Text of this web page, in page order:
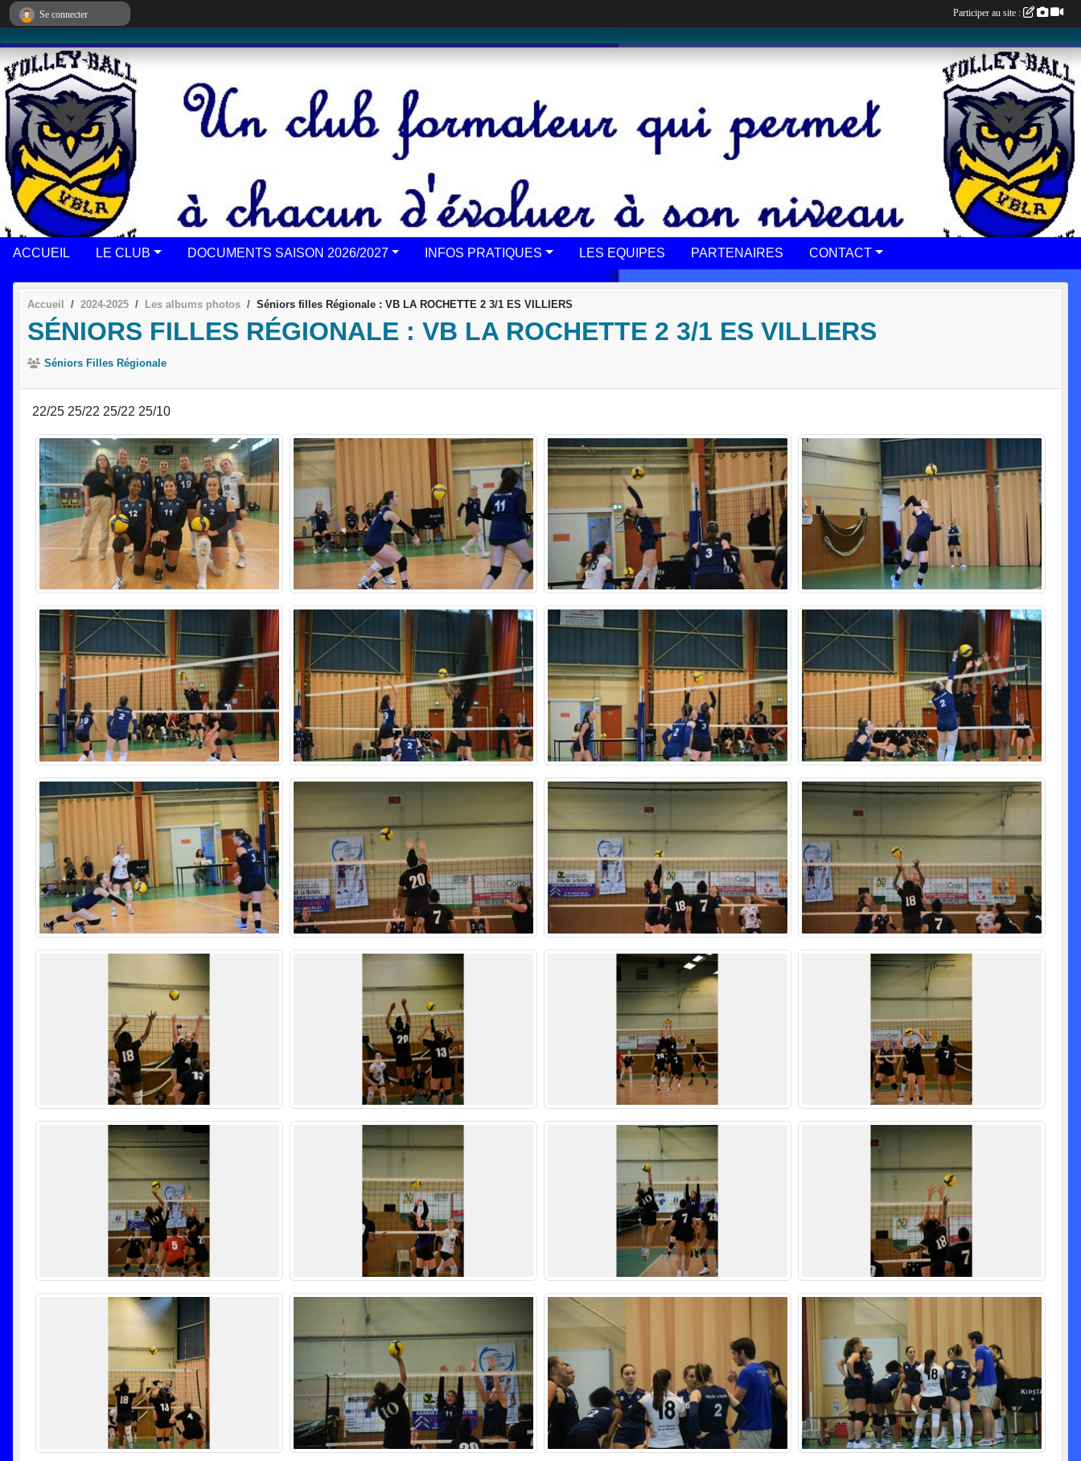
ACCUEIL LE CLUB DOCUMENTS SAISON 2026/2027 INFOS PRATIQUES LES EQUIPES PARTENAIRES CONTACT
Accueil 2024-2025 Les albums photos Séniors filles Régionale : VB LA ROCHETTE 2 3/1 ES VILLIERS
SÉNIORS FILLES RÉGIONALE : VB LA ROCHETTE 2 3/1 ES VILLIERS
Séniors Filles Régionale
22/25 25/22 25/22 25/10
Se connecter Participer au site :
Panneau de gestion des cookies